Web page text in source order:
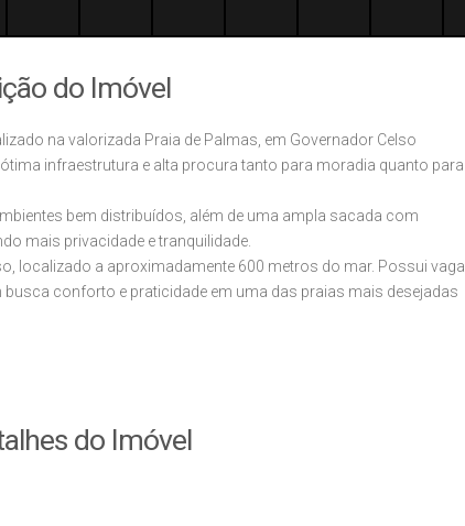
do Imóvel
na valorizada Praia de Palmas, em Governador Celso
infraestrutura e alta procura tanto para moradia quanto para
bem distribuídos, além de uma ampla sacada com
mais privacidade e tranquilidade.
localizado a aproximadamente 600 metros do mar. Possui vaga
conforto e praticidade em uma das praias mais desejadas
do Imóvel